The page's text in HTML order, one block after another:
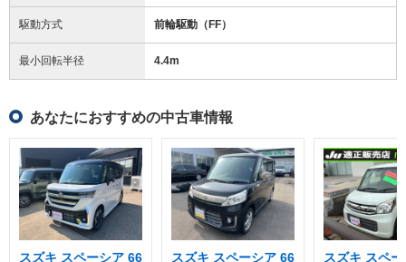
駆動方式 前輪駆動（FF）
最小回転半径 4.4m
あなたにおすすめの中古車情報
スズキ スペーシア 66
スズキ スペーシア 66
スズキ スペ